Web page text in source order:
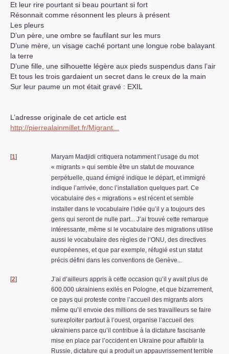
Et leur rire pourtant si beau pourtant si fort
Résonnait comme résonnent les pleurs à présent
Les pleurs
D’un père, une ombre se faufilant sur les murs
D’une mère, un visage caché portant une longue robe balayant
la terre
D’une fille, une silhouette légère aux pieds suspendus dans l’air
Et tous les trois gardaient un secret dans le creux de la main
Sur leur paume un mot était gravé : EXIL
L’adresse originale de cet article est
http://pierrealainmillet.fr/Migrant...
[1]
Maryam Madjidi critiquera notamment l’usage du mot
« migrants » qui semble être un statut de mouvance
perpétuelle, quand émigré indique le départ, et immigré
indique l’arrivée, donc l’installation quelques part. Ce
vocabulaire des « migrations » est récent et semble
installer dans le vocabulaire l’idée qu’il y a toujours des
gens qui seront de nulle part... J’ai trouvé cette remarque
intéressante, même si le vocabulaire des migrations utilise
aussi le vocabulaire des règles de l’ONU, des directives
européennes, et que par exemple, réfugié est un statut
précis défini dans les conventions de Genève...
[2]
J’ai d’ailleurs appris à cette occasion qu’il y avait plus de
600.000 ukrainiens exilés en Pologne, et que bizarrement,
ce pays qui proteste contre l’accueil des migrants alors
même qu’il envoie des millions de ses travailleurs se faire
surexploiter partout à l’ouest, organise l’accueil des
ukrainiens parce qu’il contribue à la dictature fascisante
mise en place par l’occident en Ukraine pour affaiblir la
Russie, dictature qui a produit un appauvrissement terrible